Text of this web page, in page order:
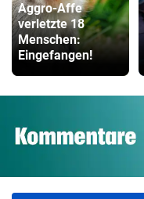
Aggro-Affe
verletzte 18
Menschen:
Eingefangen!